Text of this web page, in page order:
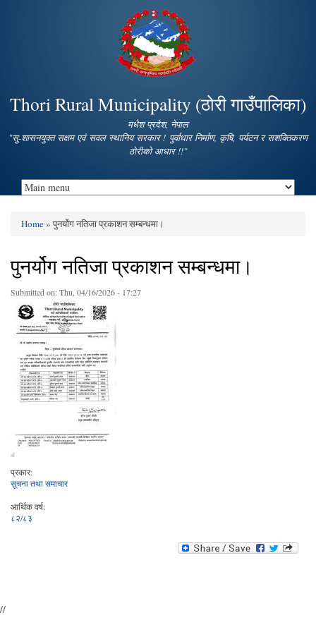
main
content
Thori Rural Municipality (ठोरी गाउँपालिका)
मधेश प्रदेश, नेपाल
"सु-शासनयुक्त सक्षम एवं सवल स्थानिय सरकार ! पुर्वाधार निर्माण, कृषि, पर्यटन र सशक्तिकरण
ठोरीको आधार !!"
You are here
Home» पुनर्योग नतिजा प्रकाशन सम्बन्धमा।
पुनर्योग नतिजा प्रकाशन सम्बन्धमा।
Submitted on:Thu, 04/16/2026 - 17:27
प्रकार:
सूचना तथा समाचार
आर्थिक वर्ष:
८२/८३
//